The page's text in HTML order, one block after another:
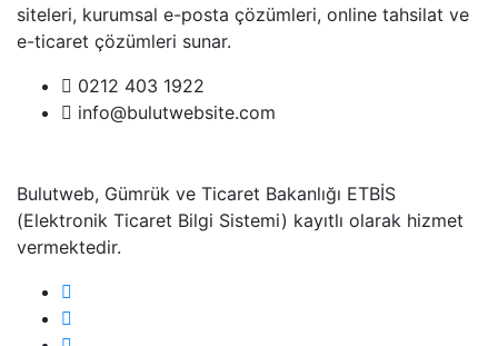
siteleri, kurumsal e-posta çözümleri, online tahsilat ve
e-ticaret çözümleri sunar.
0212 403 1922
info@bulutwebsite.com
Bulutweb, Gümrük ve Ticaret Bakanlığı ETBİS
(Elektronik Ticaret Bilgi Sistemi) kayıtlı olarak hizmet
vermektedir.